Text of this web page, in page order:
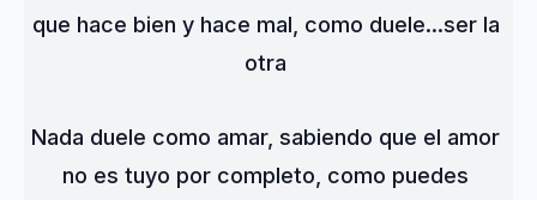
que hace bien y hace mal, como duele...ser la
otra
Nada duele como amar, sabiendo que el amor
no es tuyo por completo, como puedes